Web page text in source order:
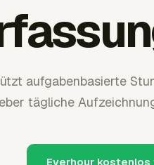
aufgabenbasierte
tägliche
Everhour